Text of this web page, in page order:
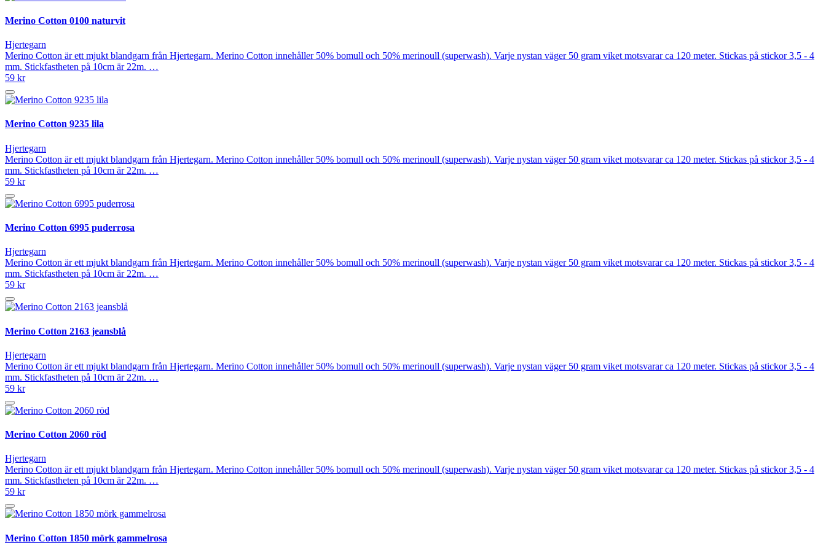
Merino Cotton 0100 naturvit
Hjertegarn
Merino Cotton är ett mjukt blandgarn från Hjertegarn. Merino Cotton innehåller 50% bomull och 50% merinoull (superwash). Varje nystan väger 50 gram viket motsvarar ca 120 meter. Stickas på stickor 3,5 - 4
mm. Stickfastheten på 10cm är 22m. …
59 kr
Merino Cotton 9235 lila
Hjertegarn
Merino Cotton är ett mjukt blandgarn från Hjertegarn. Merino Cotton innehåller 50% bomull och 50% merinoull (superwash). Varje nystan väger 50 gram viket motsvarar ca 120 meter. Stickas på stickor 3,5 - 4
mm. Stickfastheten på 10cm är 22m. …
59 kr
Merino Cotton 6995 puderrosa
Hjertegarn
Merino Cotton är ett mjukt blandgarn från Hjertegarn. Merino Cotton innehåller 50% bomull och 50% merinoull (superwash). Varje nystan väger 50 gram viket motsvarar ca 120 meter. Stickas på stickor 3,5 - 4
mm. Stickfastheten på 10cm är 22m. …
59 kr
Merino Cotton 2163 jeansblå
Hjertegarn
Merino Cotton är ett mjukt blandgarn från Hjertegarn. Merino Cotton innehåller 50% bomull och 50% merinoull (superwash). Varje nystan väger 50 gram viket motsvarar ca 120 meter. Stickas på stickor 3,5 - 4
mm. Stickfastheten på 10cm är 22m. …
59 kr
Merino Cotton 2060 röd
Hjertegarn
Merino Cotton är ett mjukt blandgarn från Hjertegarn. Merino Cotton innehåller 50% bomull och 50% merinoull (superwash). Varje nystan väger 50 gram viket motsvarar ca 120 meter. Stickas på stickor 3,5 - 4
mm. Stickfastheten på 10cm är 22m. …
59 kr
Merino Cotton 1850 mörk gammelrosa